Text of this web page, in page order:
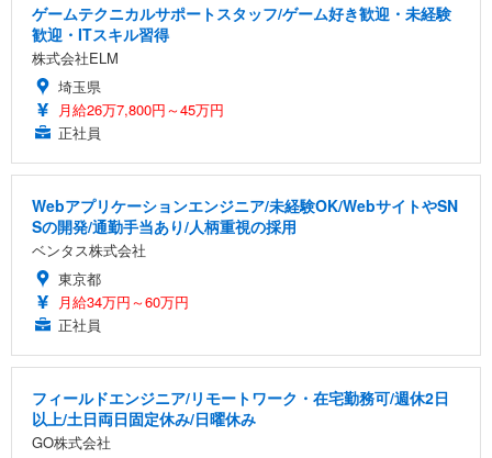
ゲームテクニカルサポートスタッフ/ゲーム好き歓迎・未経験
歓迎・ITスキル習得
株式会社ELM
埼玉県
月給26万7,800円～45万円
正社員
Webアプリケーションエンジニア/未経験OK/WebサイトやSN
Sの開発/通勤手当あり/人柄重視の採用
ベンタス株式会社
東京都
月給34万円～60万円
正社員
フィールドエンジニア/リモートワーク・在宅勤務可/週休2日
以上/土日両日固定休み/日曜休み
GO株式会社